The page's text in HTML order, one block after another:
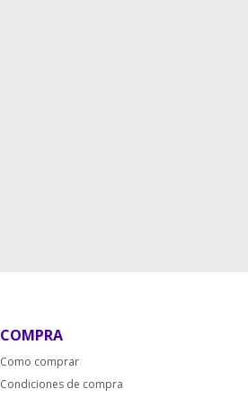
COMPRA
Como comprar
Condiciones de compra